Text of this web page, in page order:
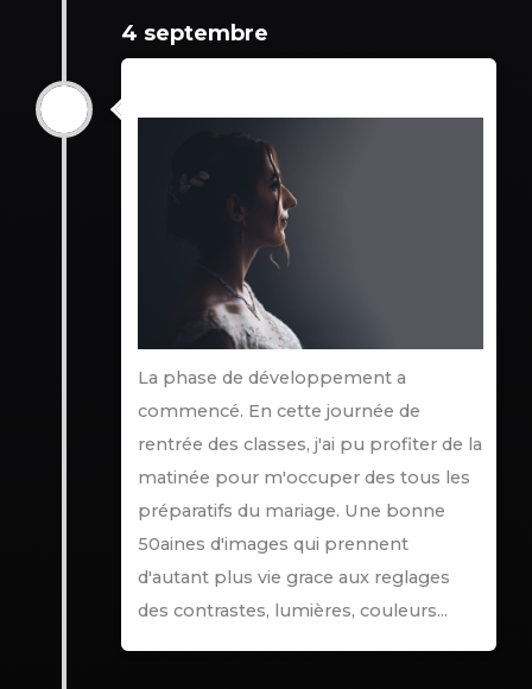
4 septembre
La phase de développement a
commencé. En cette journée de
rentrée des classes, j'ai pu profiter de la
matinée pour m'occuper des tous les
préparatifs du mariage. Une bonne
50aines d'images qui prennent
d'autant plus vie grace aux reglages
des contrastes, lumières, couleurs...